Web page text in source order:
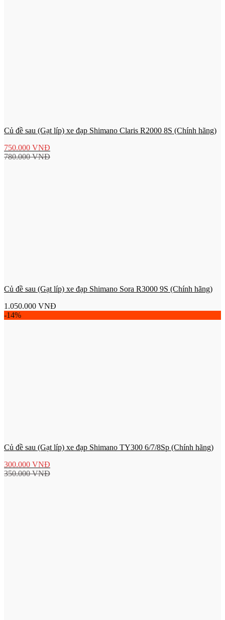
Củ đề sau (Gạt líp) xe đạp Shimano Claris R2000 8S (Chính hãng)
750.000 VNĐ
780.000VNĐ
Củ đề sau (Gạt líp) xe đạp Shimano Sora R3000 9S (Chính hãng)
1.050.000 VNĐ
-14%
Củ đề sau (Gạt líp) xe đạp Shimano TY300 6/7/8Sp (Chính hãng)
300.000 VNĐ
350.000VNĐ